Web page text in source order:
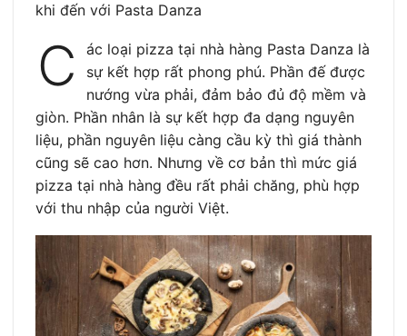
khi đến với Pasta Danza
C
ác loại pizza tại nhà hàng Pasta Danza là
sự kết hợp rất phong phú. Phần đế được
nướng vừa phải, đảm bảo đủ độ mềm và
giòn. Phần nhân là sự kết hợp đa dạng nguyên
liệu, phần nguyên liệu càng cầu kỳ thì giá thành
cũng sẽ cao hơn. Nhưng về cơ bản thì mức giá
pizza tại nhà hàng đều rất phải chăng, phù hợp
với thu nhập của người Việt.